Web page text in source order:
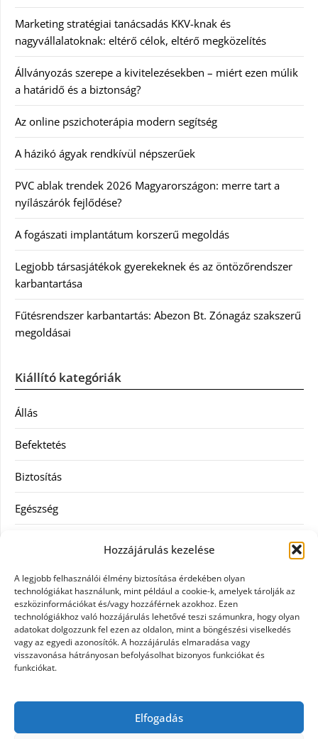
Hozzájárulás kezelése
A legjobb felhasználói élmény biztosítása érdekében olyan
technológiákat használunk, mint például a cookie-k, amelyek tárolják az
eszközinformációkat és/vagy hozzáférnek azokhoz. Ezen
technológiákhoz való hozzájárulás lehetővé teszi számunkra, hogy olyan
adatokat dolgozzunk fel ezen az oldalon, mint a böngészési viselkedés
vagy az egyedi azonosítók. A hozzájárulás elmaradása vagy
visszavonása hátrányosan befolyásolhat bizonyos funkciókat és
funkciókat.
Elfogadás
Marketing stratégiai tanácsadás KKV-knak és
nagyvállalatoknak: eltérő célok, eltérő megközelítés
Állványozás szerepe a kivitelezésekben – miért ezen múlik
a határidő és a biztonság?
Az online pszichoterápia modern segítség
A házikó ágyak rendkívül népszerűek
PVC ablak trendek 2026 Magyarországon: merre tart a
nyílászárók fejlődése?
A fogászati implantátum korszerű megoldás
Legjobb társasjátékok gyerekeknek és az öntözőrendszer
karbantartása
Fűtésrendszer karbantartás: Abezon Bt. Zónagáz szakszerű
megoldásai
Kiállító kategóriák
Állás
Befektetés
Biztosítás
Egészség
Ingatlan
Művészetek és szórakozás
Múzeumok
Szolgáltatás
Szórakozás
Webáruház